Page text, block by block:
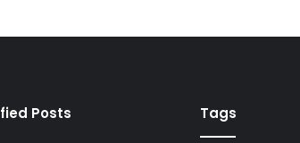
Posts Tags